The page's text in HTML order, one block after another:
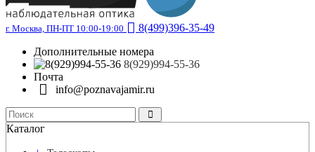
г. Москва, ПН-ПТ 10:00-19:00
8(499)396-35-49
Дополнительные номера
8(929)994-55-36
Почта
info@poznavajamir.ru
Каталог